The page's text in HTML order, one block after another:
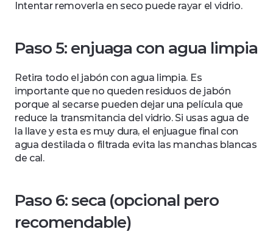
Intentar removerla en seco puede rayar el vidrio.
Paso 5: enjuaga con agua limpia
Retira todo el jabón con agua limpia. Es
importante que no queden residuos de jabón
porque al secarse pueden dejar una película que
reduce la transmitancia del vidrio. Si usas agua de
la llave y esta es muy dura, el enjuague final con
agua destilada o filtrada evita las manchas blancas
de cal.
Paso 6: seca (opcional pero
recomendable)